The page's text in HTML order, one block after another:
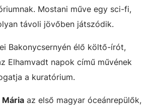
Mostani műve egy sci-fi,
távoli jövőben játszódik.
Bakonycsernyén élő költő-írót,
Elhamvadt napok című művének
a kuratórium.
Mária az első magyar óceánrepülők,